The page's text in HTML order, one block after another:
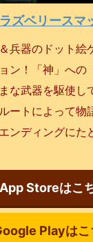
ラズベリースマ
兵器のドット絵
ン！「神」への
な武器を駆使し
ートによって物
ンディングにた
App Storeはこ
Playはこ